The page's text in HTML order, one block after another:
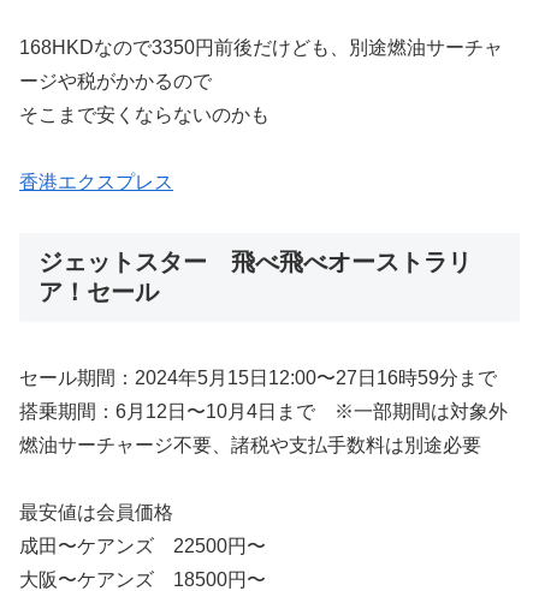
168HKDなので3350円前後だけども、別途燃油サーチャ
ージや税がかかるので
そこまで安くならないのかも
香港エクスプレス
ジェットスター 飛べ飛べオーストラリ
ア！セール
セール期間：2024年5月15日12:00〜27日16時59分まで
搭乗期間：6月12日〜10月4日まで ※一部期間は対象外
燃油サーチャージ不要、諸税や支払手数料は別途必要
最安値は会員価格
成田〜ケアンズ 22500円〜
大阪〜ケアンズ 18500円〜